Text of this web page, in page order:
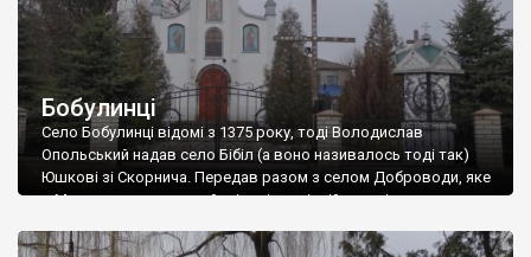
Бобулинці
Село Бобулинці відомі з 1375 року, тоді Володислав
Опольський надав село Бібіл (а воно називалось тоді так)
Юшкові зі Скорнича. Передав разом з селом Доброводи, яке
в Монастириському районі, у відповідній статті про
щоб не повторюватись. На мапі Боплана 1650 року село